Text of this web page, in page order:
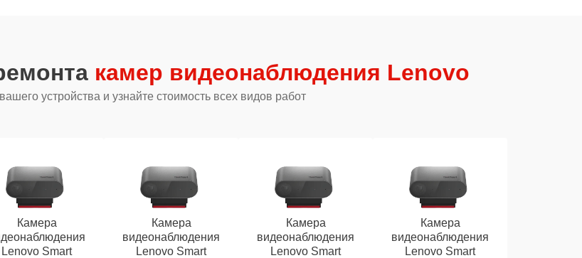
камер видеонаблюдения Lenovo
устройства и узнайте стоимость всех видов работ
Камера
Lenovo Smart
Камера
видеонаблюдения
Lenovo Smart
Камера
видеонаблюдения
Lenovo Smart
Камера
видеонаблюдения
Lenovo Smart